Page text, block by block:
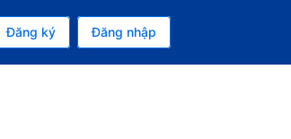
bạn là Đồng
tại của bạn là Tiếng Việt
Đăng ký Đăng nhập